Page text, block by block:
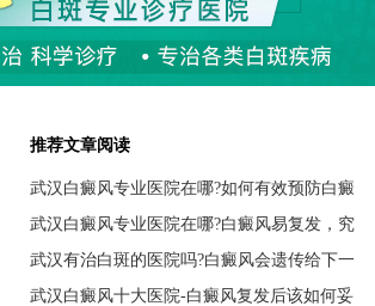
推荐文章阅读
武汉白癜风专业医院在哪?如何有效预防白癜
武汉白癜风专业医院在哪?白癜风易复发，究
武汉有治白斑的医院吗?白癜风会遗传给下一
武汉白癜风十大医院-白癜风复发后该如何妥